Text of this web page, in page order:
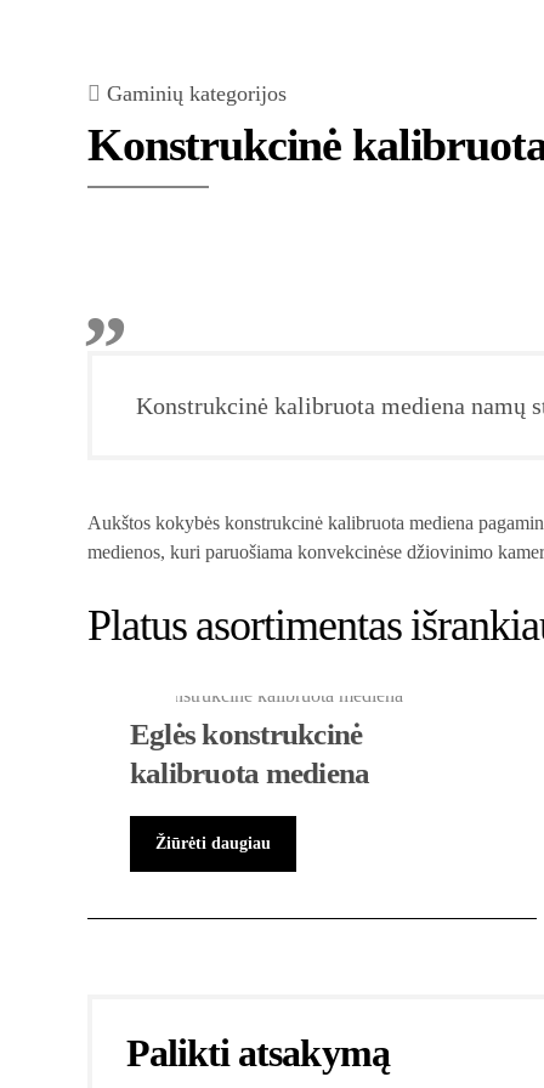
Gaminių kategorijos
Konstrukcinė
Konstrukcinė kalibruota mediena namų
Aukštos kokybės konstrukcinė kalibruota mediena
medienos, kuri paruošiama konvekcinėse džiovinimo
Platus asortimentas
Eglės konstrukcinė
kalibruota mediena
Žiūrėti daugiau
Palikti atsakymą